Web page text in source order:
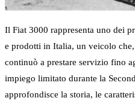
Il Fiat 3000 rappresenta uno dei
e prodotti in Italia, un veicolo
continuò a prestare servizio fino
impiego limitato durante la
approfondisce la storia, le